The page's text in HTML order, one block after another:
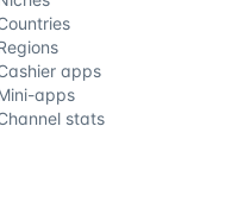
apps
apps
stats